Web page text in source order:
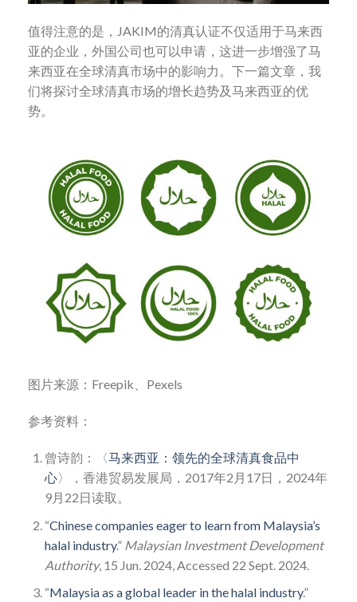
值得注意的是，JAKIM的清真认证不仅适用于马来西
亚的企业，外国公司也可以申请，这进一步增强了马
来西亚在全球清真市场中的影响力。下一篇文章，我
们将探讨全球清真市场的增长趋势及马来西亚的优
势。
图片来源：Freepik、Pexels
参考资料：
曾诗韵：〈马来西亚：领先的全球清真食品中
心〉，香港贸易发展局，2017年2月17日，2024年
9月22日读取。
“Chinese companies eager to learn from Malaysia’s
halal industry.” Malaysian Investment Development
Authority, 15 Jun. 2024, Accessed 22 Sept. 2024.
“Malaysia as a global leader in the halal industry.”